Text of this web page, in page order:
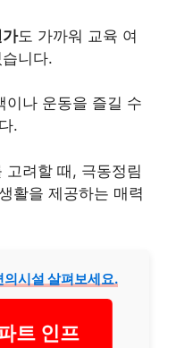
도 가까워 교육 여
니다.
이나 운동을 즐길 수
.
고려할 때, 극동정림
활을 제공하는 매력
시설 살펴보세요.
트 인프